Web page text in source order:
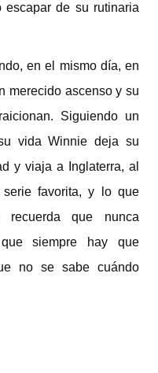
escapar de su rutinaria
en el mismo día, en
merecido ascenso y su
Siguiendo un
vida Winnie deja su
y viaja a Inglaterra, al
favorita, y lo que
recuerda que nunca
siempre hay que
no se sabe cuándo